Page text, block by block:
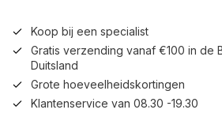
Koop bij een specialist
Gratis verzending vanaf €100 in de
Duitsland
Grote hoeveelheidskortingen
Klantenservice van 08.30 -19.30